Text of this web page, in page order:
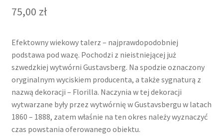
75,00 zł
Efektowny wiekowy talerz – najprawdopodobniej
podstawa pod wazę. Pochodzi z nieistniejącej już
szwedzkiej wytwórni Gustavsberg. Na spodzie oznaczony
oryginalnym wyciskiem producenta, a także sygnaturą z
nazwą dekoracji – Florilla. Naczynia w tej dekoracji
wytwarzane były przez wytwórnię w Gustavsbergu w latach
1860 – 1888, zatem właśnie na ten okres należy wyznaczyć
czas powstania oferowanego obiektu.